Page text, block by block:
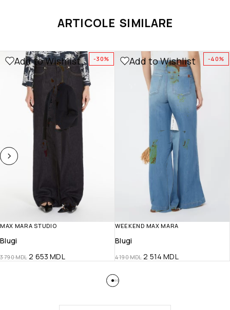
ARTICOLE SIMILARE
-30%
Add to Wishlist
MAX MARA STUDIO
Blugi
3 790MDL 2 653MDL
-40%
Add to Wishlist
WEEKEND MAX MARA
Blugi
4 190MDL 2 514MDL